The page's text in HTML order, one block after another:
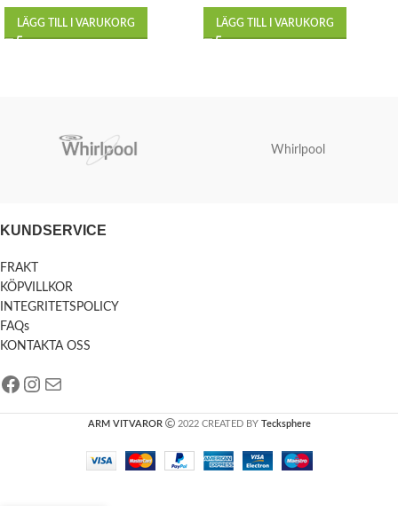
LÄGG TILL I VARUKORG LÄGG TILL I VARUKORG
Whirlpool
KUNDSERVICE
FRAKT
KÖPVILLKOR
INTEGRITETSPOLICY
FAQs
KONTAKTA OSS
ARM VITVAROR 2022 CREATED BY Tecksphere